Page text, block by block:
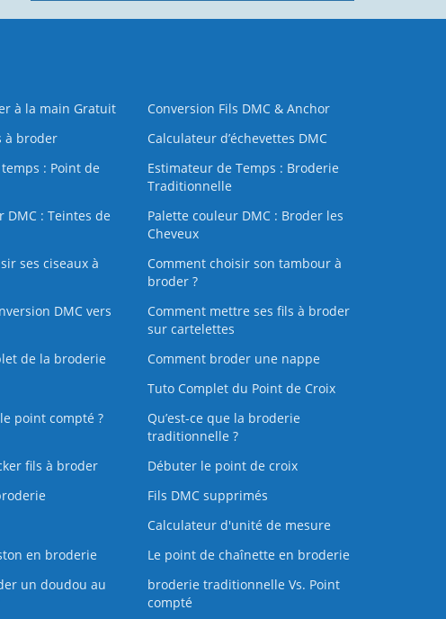
à la main Gratuit
Conversion Fils DMC & Anchor
à broder
Calculateur d’échevettes DMC
: Point de
Estimateur de Temps : Broderie
Traditionnelle
DMC : Teintes de
Palette couleur DMC : Broder les
Cheveux
ses ciseaux à
Comment choisir son tambour à
broder ?
DMC vers
Comment mettre ses fils à broder
sur cartelettes
de la broderie
Comment broder une nappe
Tuto Complet du Point de Croix
point compté ?
Qu’est-ce que la broderie
traditionnelle ?
fils à broder
Débuter le point de croix
Fils DMC supprimés
Calculateur d'unité de mesure
en broderie
Le point de chaînette en broderie
un doudou au
broderie traditionnelle Vs. Point
compté